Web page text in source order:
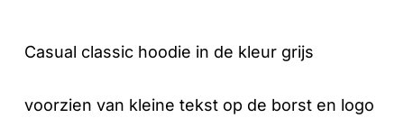
Casual classic hoodie in de kleur grijs
voorzien van kleine tekst op de borst en logo